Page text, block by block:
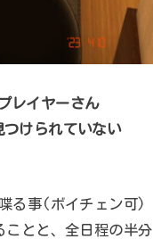
レイヤーさん
つけられていない
る事(ボイチェン可)
ことと、全日程の半分